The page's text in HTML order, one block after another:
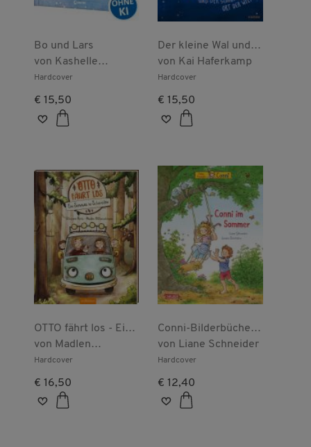
Bo und Lars
von Kashelle
Gourley
Hardcover
€ 15,50
Der kleine Wal und
der schönste Ort der
Welt
von Kai Haferkamp
Hardcover
€ 15,50
OTTO fährt los - Ein
Sommer in
Schweden
von Madlen
Ottenschläger
Hardcover
€ 16,50
Conni-Bilderbücher:
Conni im Sommer
von Liane Schneider
Hardcover
€ 12,40